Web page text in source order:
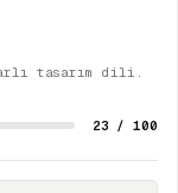
tasarım dili.
23 / 100